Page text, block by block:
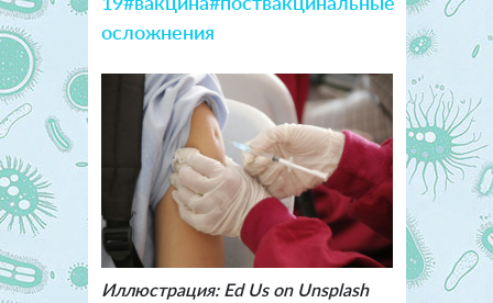
осложнения
Иллюстрация: Ed Us on Unsplash